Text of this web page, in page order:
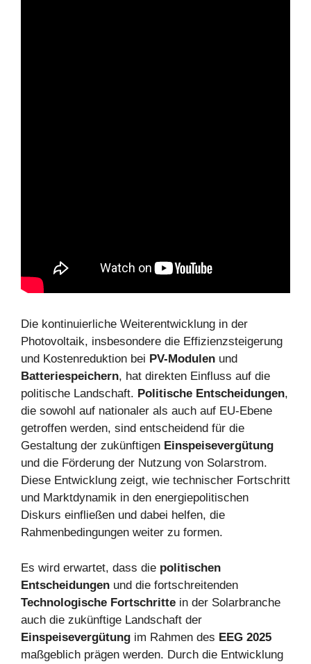
Die kontinuierliche Weiterentwicklung in der
Photovoltaik, insbesondere die Effizienzsteigerung
und Kostenreduktion bei PV-Modulen und
Batteriespeichern, hat direkten Einfluss auf die
politische Landschaft. Politische Entscheidungen,
die sowohl auf nationaler als auch auf EU-Ebene
getroffen werden, sind entscheidend für die
Gestaltung der zukünftigen Einspeisevergütung
und die Förderung der Nutzung von Solarstrom.
Diese Entwicklung zeigt, wie technischer Fortschritt
und Marktdynamik in den energiepolitischen
Diskurs einfließen und dabei helfen, die
Rahmenbedingungen weiter zu formen.
Es wird erwartet, dass die politischen
Entscheidungen und die fortschreitenden
Technologische Fortschritte in der Solarbranche
auch die zukünftige Landschaft der
Einspeisevergütung im Rahmen des EEG 2025
maßgeblich prägen werden. Durch die Entwicklung